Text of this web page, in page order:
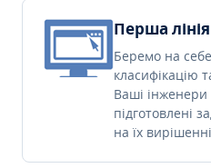
Перша
Беремо на
класифікацію
Ваші
підготовлені
на їх